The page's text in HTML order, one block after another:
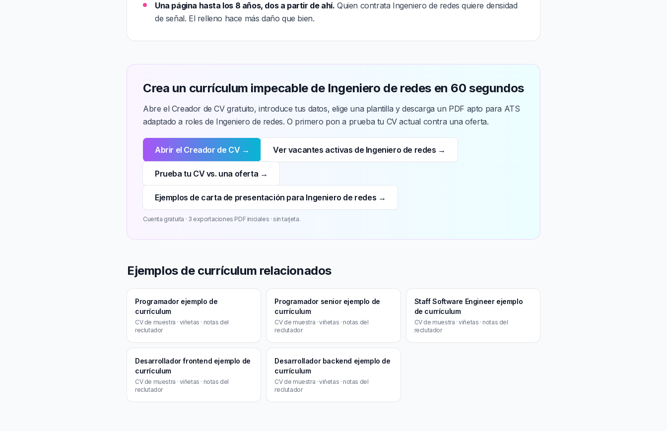
Una página hasta los 8 años, dos a partir de ahí. Quien contrata Ingeniero de redes quiere densidad
de señal. El relleno hace más daño que bien.
Crea un currículum impecable de Ingeniero de redes en 60 segundos
Abre el Creador de CV gratuito, introduce tus datos, elige una plantilla y descarga un PDF apto para ATS
adaptado a roles de Ingeniero de redes. O primero pon a prueba tu CV actual contra una oferta.
Abrir el Creador de CV → Ver vacantes activas de Ingeniero de redes →
Prueba tu CV vs. una oferta →
Ejemplos de carta de presentación para Ingeniero de redes →
Cuenta gratuita · 3 exportaciones PDF iniciales · sin tarjeta.
Ejemplos de currículum relacionados
Programador ejemplo de
currículum
CV de muestra · viñetas · notas del
reclutador
Programador senior ejemplo de
currículum
CV de muestra · viñetas · notas del
reclutador
Staff Software Engineer ejemplo
de currículum
CV de muestra · viñetas · notas del
reclutador
Desarrollador frontend ejemplo de
currículum
CV de muestra · viñetas · notas del
reclutador
Desarrollador backend ejemplo de
currículum
CV de muestra · viñetas · notas del
reclutador